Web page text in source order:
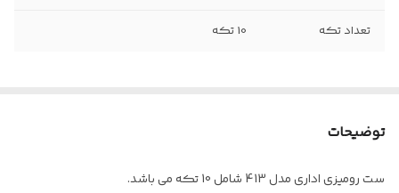
تعداد تکه 10 تکه
توضیحات
ست رومیزی اداری مدل 413 شامل 10 تکه می باشد.